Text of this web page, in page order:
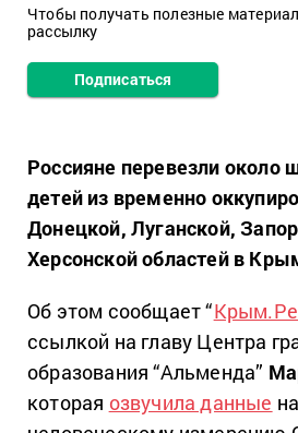
Чтобы получать полезные
рассылку
Подписаться
Россияне перевезли около
детей из временно
Донецкой, Луганской,
Херсонской областей в
Об этом сообщает “
ссылкой на главу Центра
образования “Альменда”
которая озвучила данные